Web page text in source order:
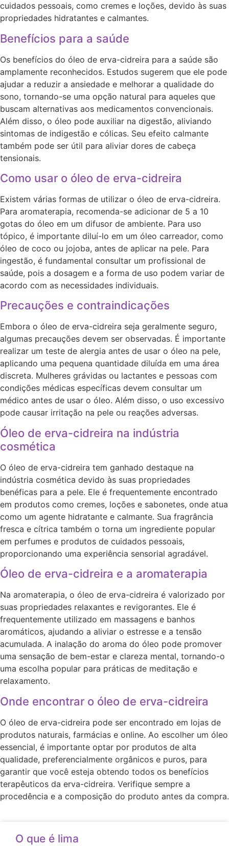
cuidados pessoais, como cremes e loções, devido às suas
propriedades hidratantes e calmantes.
Benefícios para a saúde
Os benefícios do óleo de erva-cidreira para a saúde são
amplamente reconhecidos. Estudos sugerem que ele pode
ajudar a reduzir a ansiedade e melhorar a qualidade do
sono, tornando-se uma opção natural para aqueles que
buscam alternativas aos medicamentos convencionais.
Além disso, o óleo pode auxiliar na digestão, aliviando
sintomas de indigestão e cólicas. Seu efeito calmante
também pode ser útil para aliviar dores de cabeça
tensionais.
Como usar o óleo de erva-cidreira
Existem várias formas de utilizar o óleo de erva-cidreira.
Para aromaterapia, recomenda-se adicionar de 5 a 10
gotas do óleo em um difusor de ambiente. Para uso
tópico, é importante diluí-lo em um óleo carreador, como
óleo de coco ou jojoba, antes de aplicar na pele. Para
ingestão, é fundamental consultar um profissional de
saúde, pois a dosagem e a forma de uso podem variar de
acordo com as necessidades individuais.
Precauções e contraindicações
Embora o óleo de erva-cidreira seja geralmente seguro,
algumas precauções devem ser observadas. É importante
realizar um teste de alergia antes de usar o óleo na pele,
aplicando uma pequena quantidade diluída em uma área
discreta. Mulheres grávidas ou lactantes e pessoas com
condições médicas específicas devem consultar um
médico antes de usar o óleo. Além disso, o uso excessivo
pode causar irritação na pele ou reações adversas.
Óleo de erva-cidreira na indústria
cosmética
O óleo de erva-cidreira tem ganhado destaque na
indústria cosmética devido às suas propriedades
benéficas para a pele. Ele é frequentemente encontrado
em produtos como cremes, loções e sabonetes, onde atua
como um agente hidratante e calmante. Sua fragrância
fresca e cítrica também o torna um ingrediente popular
em perfumes e produtos de cuidados pessoais,
proporcionando uma experiência sensorial agradável.
Óleo de erva-cidreira e a aromaterapia
Na aromaterapia, o óleo de erva-cidreira é valorizado por
suas propriedades relaxantes e revigorantes. Ele é
frequentemente utilizado em massagens e banhos
aromáticos, ajudando a aliviar o estresse e a tensão
acumulada. A inalação do aroma do óleo pode promover
uma sensação de bem-estar e clareza mental, tornando-o
uma escolha popular para práticas de meditação e
relaxamento.
Onde encontrar o óleo de erva-cidreira
O óleo de erva-cidreira pode ser encontrado em lojas de
produtos naturais, farmácias e online. Ao escolher um óleo
essencial, é importante optar por produtos de alta
qualidade, preferencialmente orgânicos e puros, para
garantir que você esteja obtendo todos os benefícios
terapêuticos da erva-cidreira. Verifique sempre a
procedência e a composição do produto antes da compra.
O que é lima